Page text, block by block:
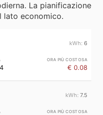
La pianificazione
lato economico.
6
€ 0.08
7.5